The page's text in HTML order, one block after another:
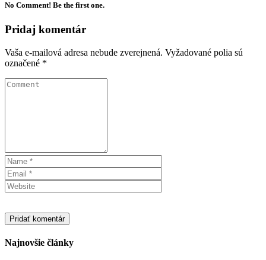
No Comment! Be the first one.
Pridaj komentár
Vaša e-mailová adresa nebude zverejnená. Vyžadované polia sú
označené *
Najnovšie články